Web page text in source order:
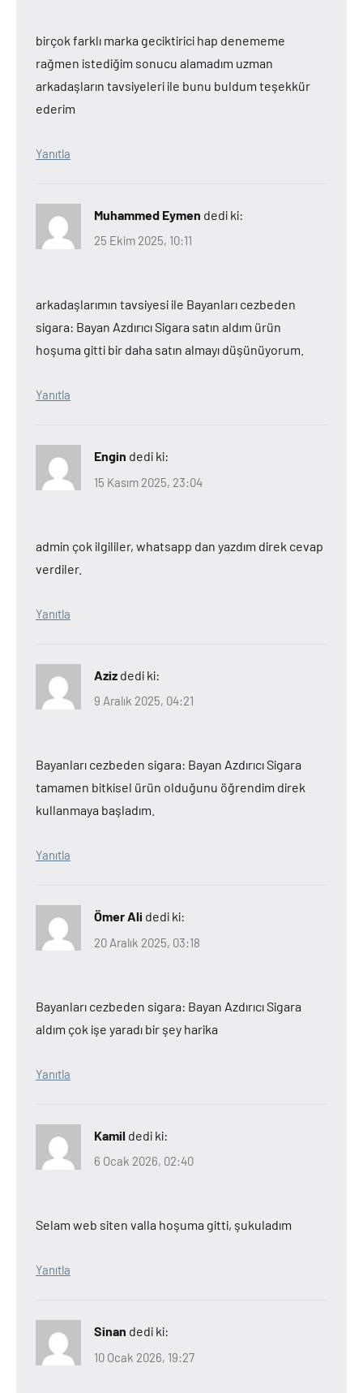
birçok farklı marka geciktirici hap denememe
rağmen istediğim sonucu alamadım uzman
arkadaşların tavsiyeleri ile bunu buldum teşekkür
ederim
Yanıtla
Muhammed Eymen dedi ki:
25 Ekim 2025, 10:11
arkadaşlarımın tavsiyesi ile Bayanları cezbeden
sigara: Bayan Azdırıcı Sigara satın aldım ürün
hoşuma gitti bir daha satın almayı düşünüyorum.
Yanıtla
Engin dedi ki:
15 Kasım 2025, 23:04
admin çok ilgililer, whatsapp dan yazdım direk cevap
verdiler.
Yanıtla
Aziz dedi ki:
9 Aralık 2025, 04:21
Bayanları cezbeden sigara: Bayan Azdırıcı Sigara
tamamen bitkisel ürün olduğunu öğrendim direk
kullanmaya başladım.
Yanıtla
Ömer Ali dedi ki:
20 Aralık 2025, 03:18
Bayanları cezbeden sigara: Bayan Azdırıcı Sigara
aldım çok işe yaradı bir şey harika
Yanıtla
Kamil dedi ki:
6 Ocak 2026, 02:40
Selam web siten valla hoşuma gitti, şukuladım
Yanıtla
Sinan dedi ki:
10 Ocak 2026, 19:27